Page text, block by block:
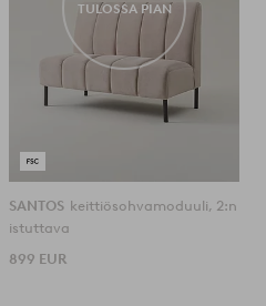
TULOSSA PIAN
SANTOS keittiösohvamoduuli, 2:n
istuttava
899 EUR